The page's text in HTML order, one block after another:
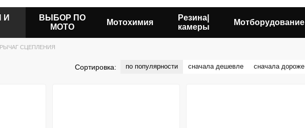
И
ВЫБОР ПО
МОТО
Мотохимия
Резина|
камеры
Мотборудование
РЫЧАГ СЦЕПЛЕНИЯ
Сортировка: по популярности сначала дешевле сначала дороже